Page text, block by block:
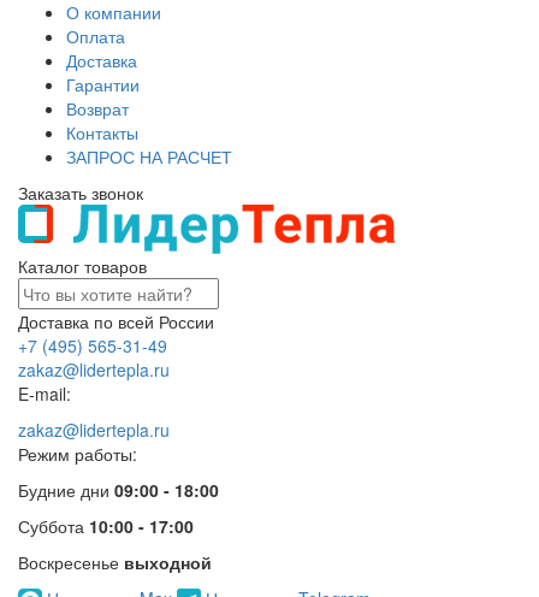
О компании
Оплата
Доставка
Гарантии
Возврат
Контакты
ЗАПРОС НА РАСЧЕТ
Заказать звонок
Каталог товаров
Доставка по всей России
+7 (495) 565-31-49
zakaz@lidertepla.ru
E-mail:
zakaz@lidertepla.ru
Режим работы:
Будние дни 09:00 - 18:00
Суббота 10:00 - 17:00
Воскресенье выходной